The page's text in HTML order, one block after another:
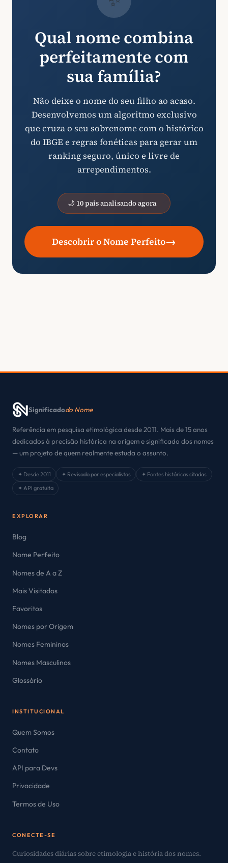
Qual nome combina
perfeitamente com
sua família?
Não deixe o nome do seu filho ao acaso.
Desenvolvemos um algoritmo exclusivo
que cruza o seu sobrenome com o histórico
do IBGE e regras fonéticas para gerar um
ranking seguro, único e livre de
arrependimentos.
🌙 10 pais analisando agora
Descobrir o Nome Perfeito→
Significadodo Nome
Referência em pesquisa etimológica desde 2011. Mais de 15 anos
dedicados à precisão histórica na origem e significado dos nomes
— um projeto de quem realmente estuda o assunto.
✦ Desde 2011 ✦ Revisado por especialistas
✦ Fontes históricas citadas
✦ API gratuita
EXPLORAR
Blog
Nome Perfeito
Nomes de A a Z
Mais Visitados
Favoritos
Nomes por Origem
Nomes Femininos
Nomes Masculinos
Glossário
INSTITUCIONAL
Quem Somos
Contato
API para Devs
Privacidade
Termos de Uso
CONECTE-SE
Curiosidades diárias sobre etimologia e história dos nomes.